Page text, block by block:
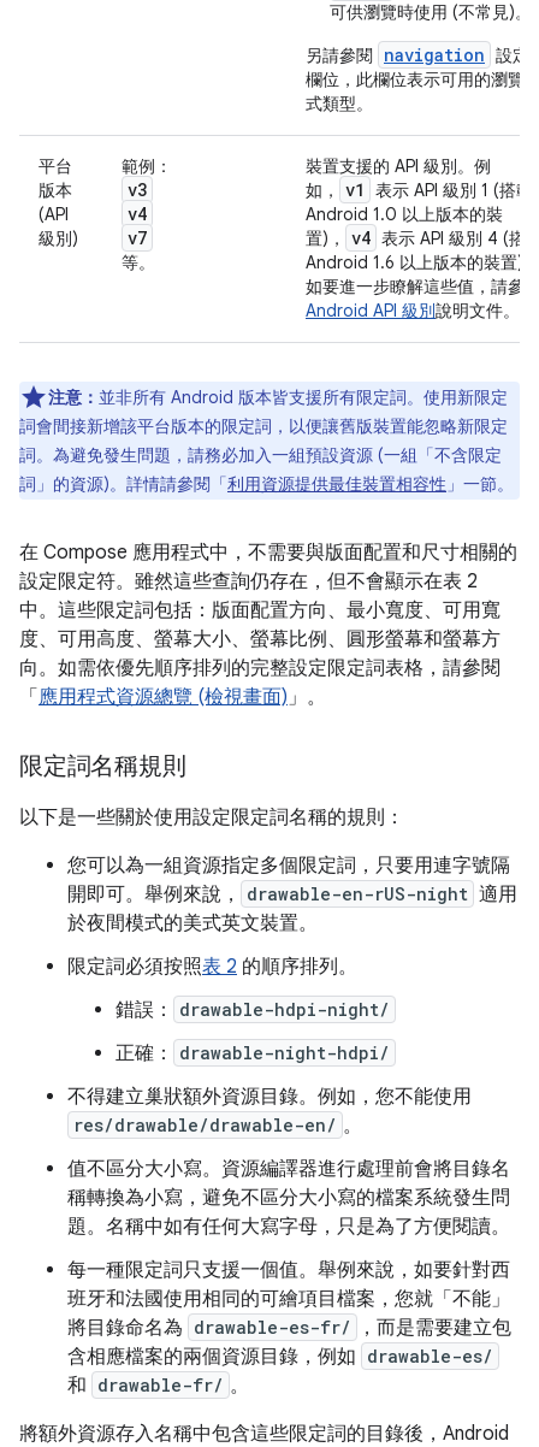
可供瀏覽時使用 (不常見)。
另請參閱
navigation 設定
欄位，此欄位表示可用的瀏覽
式類型。
平台
版本
(API
級別)
範例：
v3
v4
v7
等。
裝置支援的 API 級別。例
如，
v1
表示 API 級別 1 (搭載
Android 1.0 以上版本的裝
置)，
v4 表示 API 級別 4 (搭
Android 1.6 以上版本的裝置)。
如要進一步瞭解這些值，請參
Android API 級別說明文件。
注意： 並非所有 Android 版本皆支援所有限定詞。使用新限定
詞會間接新增該平台版本的限定詞，以便讓舊版裝置能忽略新限定
詞。為避免發生問題，請務必加入一組預設資源 (一組「不含限定
詞」 的資源)。詳情請參閱「利用資源提供最佳裝置相容性 」一節。
在 Compose 應用程式中，不需要與版面配置和尺寸相關的
設定限定符。雖然這些查詢仍存在，但不會顯示在表 2
中。這些限定詞包括：版面配置方向、最小寬度、可用寬
度、可用高度、螢幕大小、螢幕比例、圓形螢幕和螢幕方
向。如需依優先順序排列的完整設定限定詞表格，請參閱
「 應用程式資源總覽 (檢視畫面)」。
限定詞名稱規則
以下是一些關於使用設定限定詞名稱的規則：
您可以為一組資源指定多個限定詞，只要用連字號隔
開即可。舉例來說，
drawable-en-rUS-night 適用
於夜間模式的美式英文裝置。
限定詞必須按照表 2 的順序排列。
錯誤：
drawable-hdpi-night/
正確： drawable-night-hdpi/
不得建立巢狀額外資源目錄。例如，您不能使用
res/drawable/drawable-en/ 。
值不區分大小寫。資源編譯器進行處理前會將目錄名
稱轉換為小寫，避免不區分大小寫的檔案系統發生問
題。名稱中如有任何大寫字母，只是為了方便閱讀。
每一種限定詞只支援一個值。舉例來說，如要針對西
班牙和法國使用相同的可繪項目檔案，您就「不能」
將目錄命名為 drawable-es-fr/
，而是需要建立包
含相應檔案的兩個資源目錄，例如 drawable-es/
和 drawable-fr/ 。
將額外資源存入名稱中包含這些限定詞的目錄後，Android